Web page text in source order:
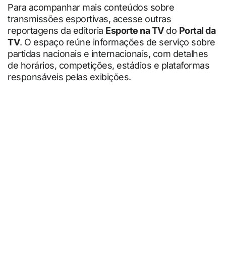
Para acompanhar mais conteúdos sobre
transmissões esportivas, acesse outras
reportagens da editoria Esporte na TVdo Portal da
TV. O espaço reúne informações de serviço sobre
partidas nacionais e internacionais, com detalhes
de horários, competições, estádios e plataformas
responsáveis pelas exibições.